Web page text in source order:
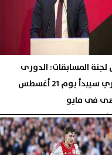
المسابقات: الدورى
المصري سيبدأ يوم 21 أغسطس
فى مايو
05:29 مـ